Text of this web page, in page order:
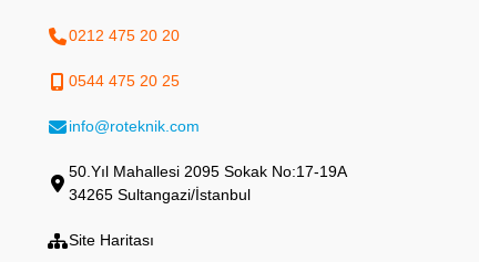
0212 475 20 20
0544 475 20 25
info@roteknik.com
50.Yıl Mahallesi 2095 Sokak No:17-19A
34265 Sultangazi/İstanbul
Site Haritası